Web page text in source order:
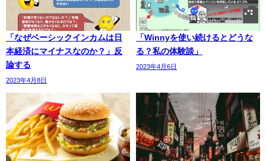
「なぜベーシックインカムは日
本経済にマイナスなのか？」反
論する
2023年4月8日
「Winnyを使い続けるとどうな
る？私の体験談」
2023年4月6日